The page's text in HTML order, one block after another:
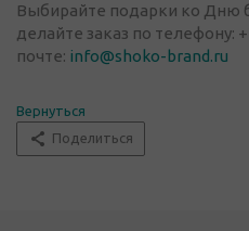
Выбирайте подарки ко Дню
делайте заказ по телефону:
почте: info@shoko-brand.ru
Вернуться
Поделиться